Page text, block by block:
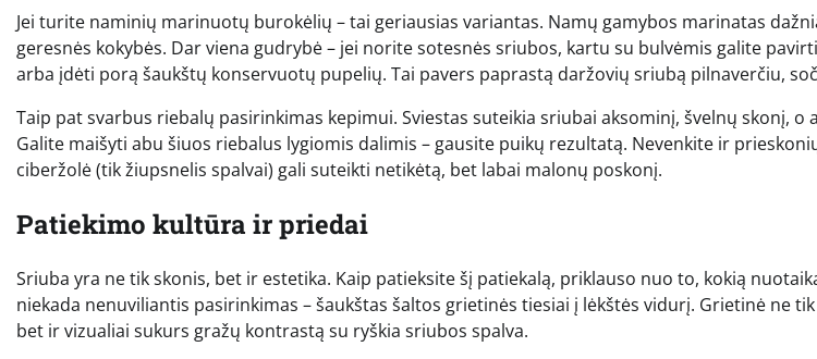
Jei turite naminių marinuotų burokėlių – tai geriausias variantas. Namų gamybos marinatas
geresnės kokybės. Dar viena gudrybė – jei norite sotesnės sriubos, kartu su bulvėmis galite
arba įdėti porą šaukštų konservuotų pupelių. Tai pavers paprastą daržovių sriubą pilnaverčiu,
Taip pat svarbus riebalų pasirinkimas kepimui. Sviestas suteikia sriubai aksominį, švelnų skonį, o
Galite maišyti abu šiuos riebalus lygiomis dalimis – gausite puikų rezultatą. Nevenkite ir
ciberžolė (tik žiupsnelis spalvai) gali suteikti netikėtą, bet labai malonų poskonį.
Patiekimo kultūra ir priedai
Sriuba yra ne tik skonis, bet ir estetika. Kaip patieksite šį patiekalą, priklauso nuo to, kokią
niekada nenuviliantis pasirinkimas – šaukštas šaltos grietinės tiesiai į lėkštės vidurį. Grietinė ne
bet ir vizualiai sukurs gražų kontrastą su ryškia sriubos spalva.